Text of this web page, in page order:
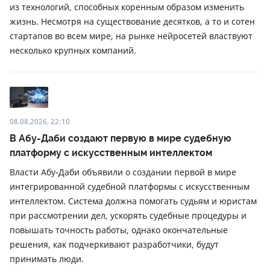
из технологий, способных коренным образом изменить
жизнь. Несмотря на существование десятков, а то и сотен
стартапов во всем мире, на рынке нейросетей властвуют
несколько крупных компаний.
08.08.2026, 22:10
В Абу-Даби создают первую в мире судебную
платформу с искусственным интеллектом
Власти Абу-Даби объявили о создании первой в мире
интегрированной судебной платформы с искусственным
интеллектом. Система должна помогать судьям и юристам
при рассмотрении дел, ускорять судебные процедуры и
повышать точность работы, однако окончательные
решения, как подчеркивают разработчики, будут
принимать люди.